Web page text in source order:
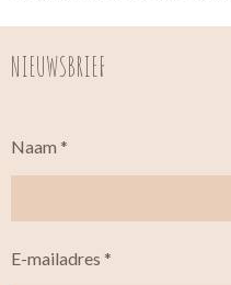
NIEUWSBRIEF
Naam *
E-mailadres *